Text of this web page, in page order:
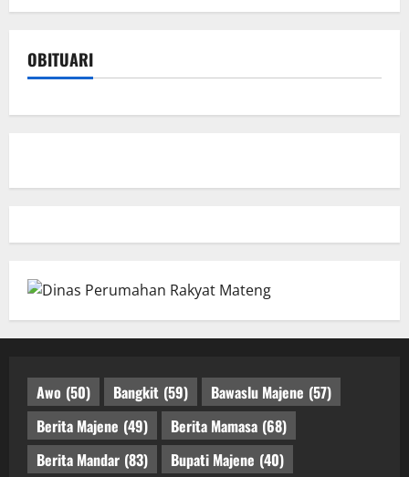
OBITUARI
Awo (50) Bangkit (59) Bawaslu Majene (57)
Berita Majene (49) Berita Mamasa (68)
Berita Mandar (83) Bupati Majene (40)